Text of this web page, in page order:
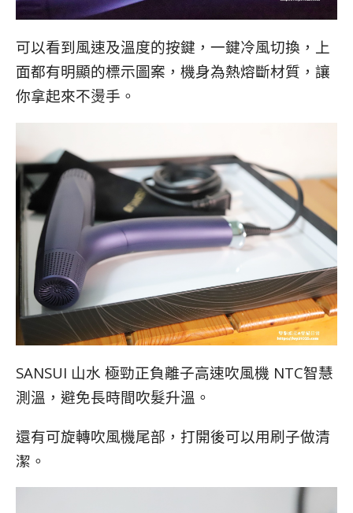
可以看到風速及溫度的按鍵，一鍵冷風切換，上
面都有明顯的標示圖案，機身為熱熔斷材質，讓
你拿起來不燙手。
SANSUI 山水 極勁正負離子高速吹風機 NTC智慧
測溫，避免長時間吹髮升溫。
還有可旋轉吹風機尾部，打開後可以用刷子做清
潔。